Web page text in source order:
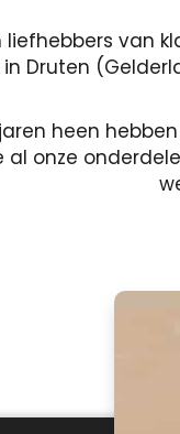
liefhebbers van
Druten
heen
al onze